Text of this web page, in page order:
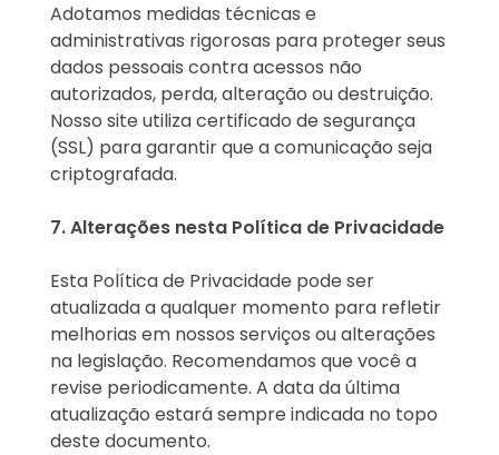
Adotamos medidas técnicas e
administrativas rigorosas para proteger seus
dados pessoais contra acessos não
autorizados, perda, alteração ou destruição.
Nosso site utiliza certificado de segurança
(SSL) para garantir que a comunicação seja
criptografada.
7. Alterações nesta Política de Privacidade
Esta Política de Privacidade pode ser
atualizada a qualquer momento para refletir
melhorias em nossos serviços ou alterações
na legislação. Recomendamos que você a
revise periodicamente. A data da última
atualização estará sempre indicada no topo
deste documento.